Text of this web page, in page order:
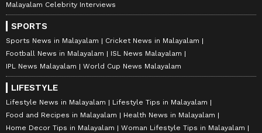
Malayalam Celebrity Interviews
SPORTS
Sports News in Malayalam
Cricket News in Malayalam
Football News in Malayalam
ISL News Malayalam
IPL News Malayalam
World Cup News Malayalam
LIFESTYLE
Lifestyle News in Malayalam
Lifestyle Tips in Malayalam
Food and Recipes in Malayalam
Health News in Malayalam
Home Decor Tips in Malayalam
Woman Lifestyle Tips in Malayalam